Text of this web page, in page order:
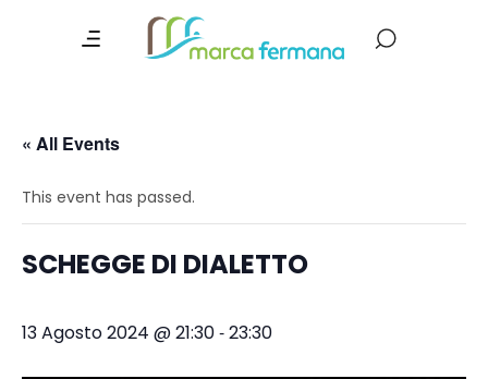
« All Events
This event has passed.
SCHEGGE DI DIALETTO
13 Agosto 2024 @ 21:30-23:30